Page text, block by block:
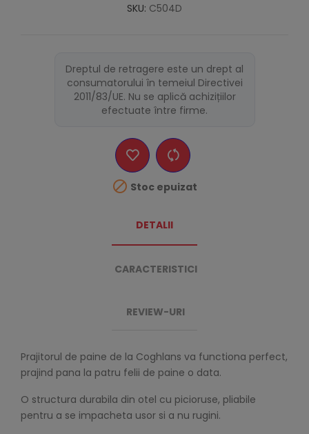
SKU: C504D
Dreptul de retragere este un drept al
consumatorului în temeiul Directivei
2011/83/UE. Nu se aplică achizițiilor
efectuate între firme.
 Stoc epuizat
DETALII
CARACTERISTICI
REVIEW-URI
Prajitorul de paine de la Coghlans va functiona perfect,
prajind pana la patru felii de paine o data.
O structura durabila din otel cu picioruse, pliabile
pentru a se impacheta usor si a nu rugini.